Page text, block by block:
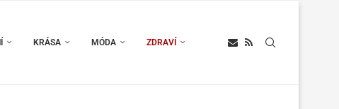
KRÁSA MÓDA ZDRAVÍ